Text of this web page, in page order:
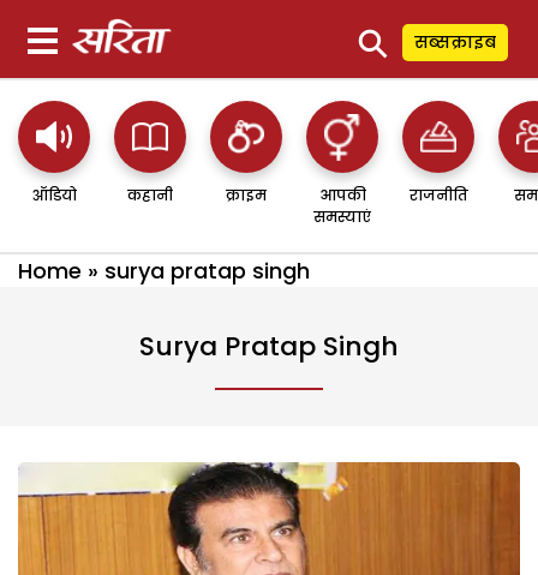
⚲ सब्सक्राइब
ऑडियो कहानी क्राइम
आपकी
समस्याएं
राजनीति
Home » surya pratap singh
Surya Pratap Singh